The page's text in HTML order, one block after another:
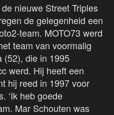
nieuwe Street Triples
de gelegenheid een
team. MOTO73 werd
team van voormalig
(52), die in 1995
werd. Hij heeft een
hij reed in 1997 voor
‘Ik heb goede
Mar Schouten was